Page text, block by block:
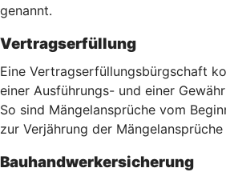
genannt.
Vertragserfüllung
Eine Vertragserfüllungsbürgschaft
einer Ausführungs- und einer
So sind Mängelansprüche vom
zur Verjährung der
Bauhandwerkersicherung